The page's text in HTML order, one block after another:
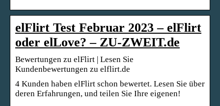
elFlirt Test Februar 2023 – elFlirt
oder elLove? – ZU-ZWEIT.de
Bewertungen zu elFlirt | Lesen Sie
Kundenbewertungen zu elflirt.de
4 Kunden haben elFlirt schon bewertet. Lesen Sie über
deren Erfahrungen, und teilen Sie Ihre eigenen!